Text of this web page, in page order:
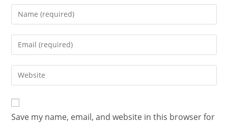
Save my name, email, and website in this browser for